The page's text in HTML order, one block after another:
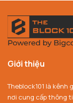
Giới thiệu
Theblock101 là
nơi cung cấp thông